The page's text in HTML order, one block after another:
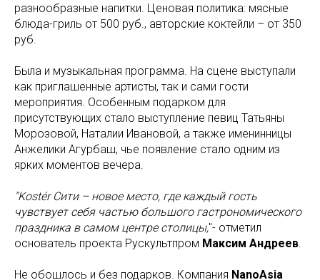
разнообразные напитки. Ценовая политика: мясные
блюда-гриль от 500 руб., авторские коктейли – от 350
руб.
Была и музыкальная программа. На сцене выступали
как приглашенные артисты, так и сами гости
мероприятия. Особенным подарком для
присутствующих стало выступление певиц Татьяны
Морозовой, Наталии Ивановой, а также именинницы
Анжелики Агурбаш, чье появление стало одним из
ярких моментов вечера.
"Kostér Сити – новое место, где каждый гость
чувствует себя частью большого гастрономического
праздника в самом центре столицы,"- отметил
основатель проекта Рускультпром Максим Андреев.
Не обошлось и без подарков. Компания NanoAsia